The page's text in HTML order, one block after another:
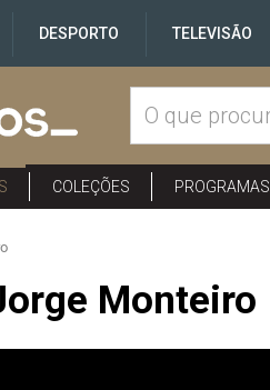
DESPORTO TELEVISÃO
COLEÇÕES PROGRAMAS
Monteiro